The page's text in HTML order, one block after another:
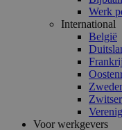
Werk
International
België
Voor werkgevers